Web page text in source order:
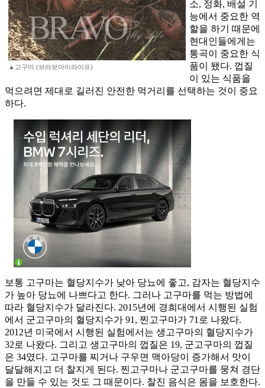
▲고구마.(브라보마이라이프)
소, 정화, 배설 기
능에서 중요한 역
할을 하기 때문에
현대인들에게는
통곡이 중요한 식
품이 됐다. 껍질
이 있는 식품을
먹으려면 제대로 길러진 안전한 먹거리를 선택하는 것이 중요
하다.
보통 고구마는 혈당지수가 낮아 당뇨에 좋고, 감자는 혈당지수
가 높아 당뇨에 나쁘다고 한다. 그러나 고구마를 먹는 방법에
따라 혈당지수가 달라진다. 2015년에 경희대에서 시행된 실험
에서 군고구마의 혈당지수가 91, 찐고구마가 71로 나왔다.
2012년 미국에서 시행된 실험에서는 생고구마의 혈당지수가
32로 나왔다. 그리고 생고구마의 껍질은 19, 군고구마의 껍질
은 34였다. 고구마를 찌거나 구우면 맥아당이 증가해서 맛이
달달해지고 더 찰지게 된다. 찐고구마나 군고구마를 뭉쳐 경단
을 만들 수 있는 것도 그 때문이다. 찰진 음식은 몸을 보호한다.